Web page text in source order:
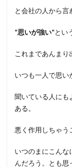
と会社の人から言
“思いが強い“とい
これまであんまり
いつも一人で思い
聞いている人にも
ある。
悪く作用しちゃう
いつのまにこんな
んだろう。とも思